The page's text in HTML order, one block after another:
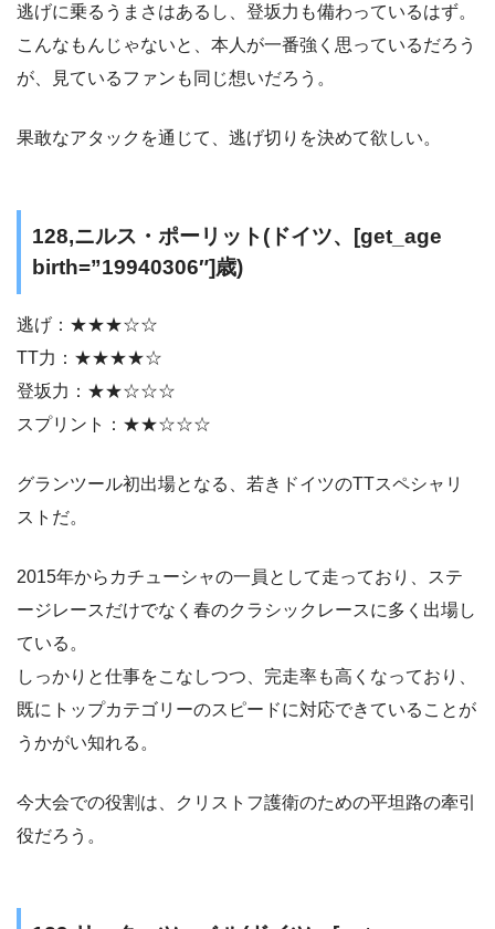
逃げに乗るうまさはあるし、登坂力も備わっているはず。
こんなもんじゃないと、本人が一番強く思っているだろう
が、見ているファンも同じ想いだろう。
果敢なアタックを通じて、逃げ切りを決めて欲しい。
128,ニルス・ポーリット(ドイツ、[get_age
birth=”19940306″]歳)
逃げ：★★★☆☆
TT力：★★★★☆
登坂力：★★☆☆☆
スプリント：★★☆☆☆
グランツール初出場となる、若きドイツのTTスペシャリ
ストだ。
2015年からカチューシャの一員として走っており、ステ
ージレースだけでなく春のクラシックレースに多く出場し
ている。
しっかりと仕事をこなしつつ、完走率も高くなっており、
既にトップカテゴリーのスピードに対応できていることが
うかがい知れる。
今大会での役割は、クリストフ護衛のための平坦路の牽引
役だろう。